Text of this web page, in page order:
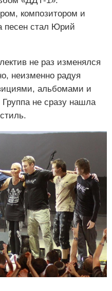
композитором и
песен стал Юрий
не раз изменялся
неизменно радуя
альбомами и
не сразу нашла